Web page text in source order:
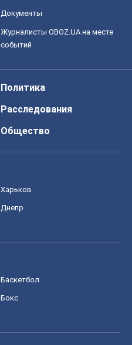
Документы
Журналисты OBOZ.UA на месте
событий
Политика
Расследования
Общество
Харьков
Днепр
Баскетбол
Бокс